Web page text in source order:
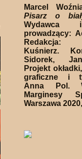
Marcel
Pisarz o
Wydawca
prowadzący:
Redakcja:
Kuśnierz.
Sidorek,
Projekt
graficzne i
Anna Pol.
Marginesy
Warszawa